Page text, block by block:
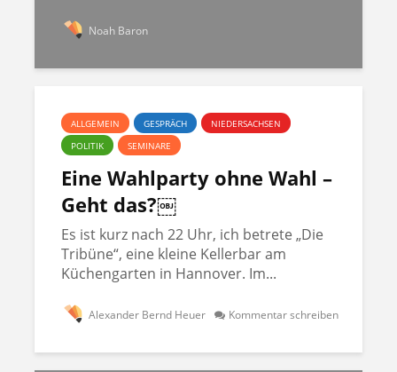
Noah Baron
ALLGEMEIN GESPRÄCH
NIEDERSACHSEN
POLITIK
SEMINARE
Eine Wahlparty ohne Wahl –
Geht das?￼
Es ist kurz nach 22 Uhr, ich betrete „Die
Tribüne“, eine kleine Kellerbar am
Küchengarten in Hannover. Im...
Alexander Bernd Heuer Kommentar schreiben